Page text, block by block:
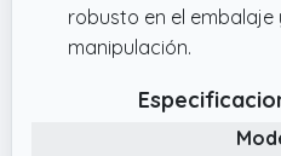
robusto en el embalaje
manipulación.